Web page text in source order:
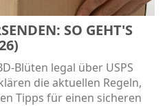
SO GEHT'S
Blüten legal über USPS
die aktuellen Regeln,
Tipps für einen sicheren